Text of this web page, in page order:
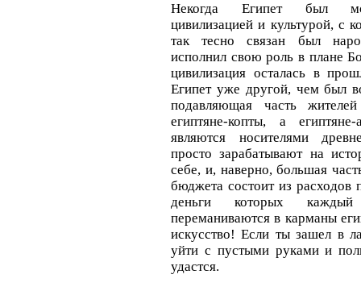
Некогда Египет был
цивилизацией и культурой, с
так тесно связан был
исполнил свою роль в плане
цивилизация осталась в
Египет уже другой, чем был
подавляющая часть
египтяне-копты, а
являются носителями
просто зарабатывают на
себе, и, наверно, большая
бюджета состоит из расходов
деньги которых
переманиваются в карманы
искусство! Если ты зашел в
уйти с пустыми руками и
удастся.